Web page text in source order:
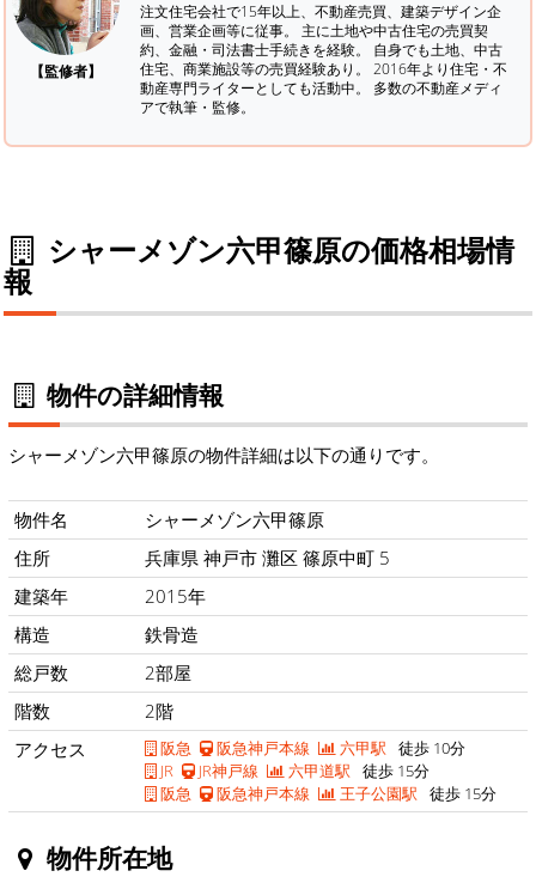
【監修者】
注文住宅会社で15年以上、不動産売買、建築デザイン企
画、営業企画等に従事。 主に土地や中古住宅の売買契
約、金融・司法書士手続きを経験。 自身でも土地、中古
住宅、商業施設等の売買経験あり。 2016年より住宅・不
動産専門ライターとしても活動中。 多数の不動産メディ
アで執筆・監修。
シャーメゾン六甲篠原の価格相場情
報
物件の詳細情報
シャーメゾン六甲篠原の物件詳細は以下の通りです。
物件名
シャーメゾン六甲篠原
住所
兵庫県 神戸市 灘区 篠原中町 5
建築年
2015年
構造
鉄骨造
総戸数
2部屋
階数
2階
アクセス
阪急 阪急神戸本線 六甲駅 徒歩 10分
JR
JR神戸線 六甲道駅 徒歩 15分
阪急
阪急神戸本線 王子公園駅 徒歩 15分
物件所在地